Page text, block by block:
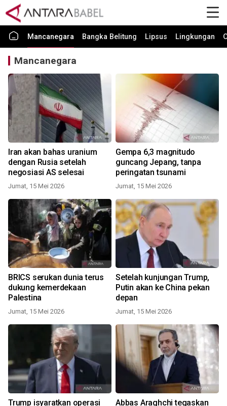
Mancanegara Bangka Belitung Lipsus Lingkungan
Mancanegara
Iran akan bahas uranium
dengan Rusia setelah
negosiasi AS selesai
Jumat, 15 Mei 2026
Gempa 6,3 magnitudo
guncang Jepang, tanpa
peringatan tsunami
Jumat, 15 Mei 2026
BRICS serukan dunia terus
dukung kemerdekaan
Palestina
Jumat, 15 Mei 2026
Setelah kunjungan Trump,
Putin akan ke China pekan
depan
Jumat, 15 Mei 2026
Trump isyaratkan operasi
Abbas Araghchi tegaskan